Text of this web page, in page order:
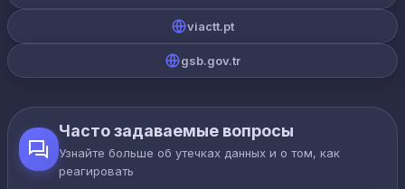
viactt.pt
gsb.gov.tr
Часто задаваемые вопросы
Узнайте больше об утечках данных и о том, как
реагировать